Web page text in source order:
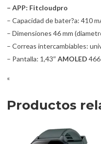
– APP: Fitcloudpro
– Capacidad de bater?a: 410
– Dimensiones 46 mm
– Correas intercambiables:
– Pantalla: 1,43″ AMOLED
«
Productos